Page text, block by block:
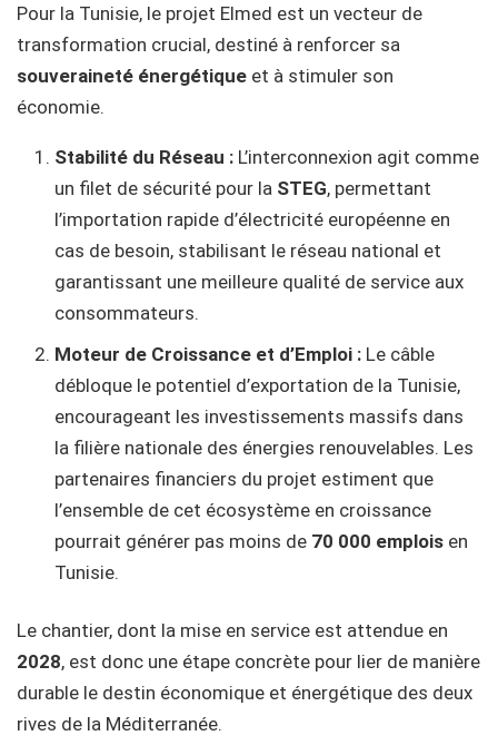
Pour la Tunisie, le projet Elmed est un vecteur de
transformation crucial, destiné à renforcer sa
souveraineté énergétique et à stimuler son
économie.
Stabilité du Réseau : L’interconnexion agit comme
un filet de sécurité pour la STEG, permettant
l’importation rapide d’électricité européenne en
cas de besoin, stabilisant le réseau national et
garantissant une meilleure qualité de service aux
consommateurs.
Moteur de Croissance et d’Emploi : Le câble
débloque le potentiel d’exportation de la Tunisie,
encourageant les investissements massifs dans
la filière nationale des énergies renouvelables. Les
partenaires financiers du projet estiment que
l’ensemble de cet écosystème en croissance
pourrait générer pas moins de 70 000 emplois en
Tunisie.
Le chantier, dont la mise en service est attendue en
2028, est donc une étape concrète pour lier de manière
durable le destin économique et énergétique des deux
rives de la Méditerranée.